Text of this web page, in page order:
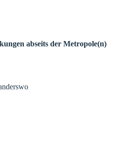
abseits der Metropole(n)